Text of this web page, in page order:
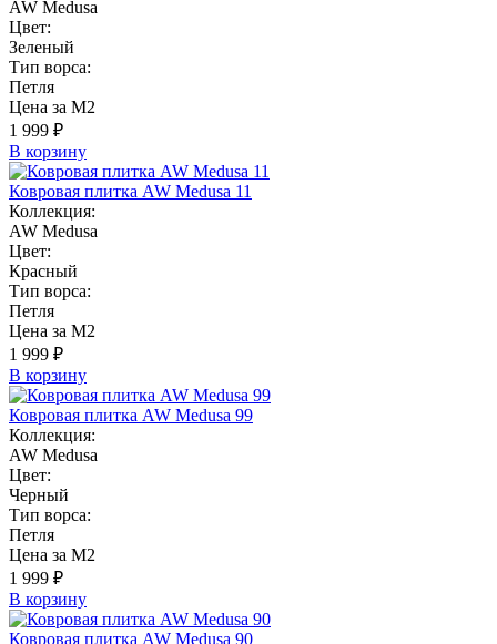
AW Medusa
Цвет:
Зеленый
Тип ворса:
Петля
Цена за М2
1 999 ₽
В корзину
Ковровая плитка AW Medusa 11
Коллекция:
AW Medusa
Цвет:
Красный
Тип ворса:
Петля
Цена за М2
1 999 ₽
В корзину
Ковровая плитка AW Medusa 99
Коллекция:
AW Medusa
Цвет:
Черный
Тип ворса:
Петля
Цена за М2
1 999 ₽
В корзину
Ковровая плитка AW Medusa 90